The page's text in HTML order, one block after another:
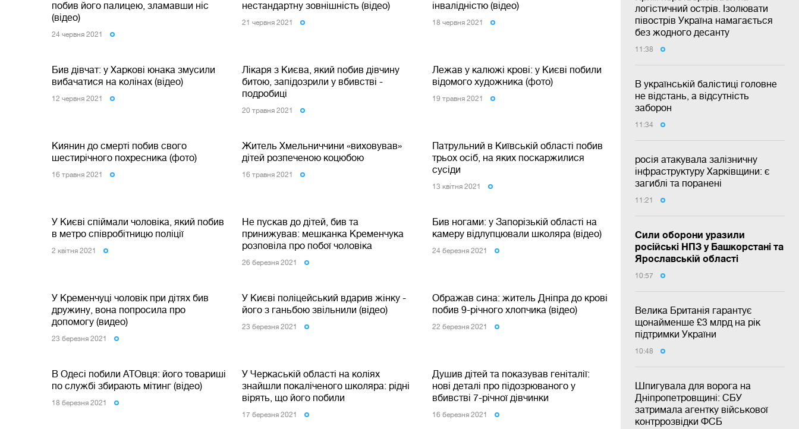
логістичний острів. Ізолювати
півострів Україна намагається
без жодного десанту
11:38
В українській балістиці головне
не відстань, а відсутність
заборон
11:34
росія атакувала залізничну
інфраструктуру Харківщини: є
загиблі та поранені
11:21
Сили оборони уразили
російські НПЗ у Башкорстані та
Ярославській області
10:57
Велика Британія гарантує
щонайменше £3 млрд на рік
підтримки України
10:48
Шпигувала для ворога на
Дніпропетровщині: СБУ
затримала агентку військової
контррозвідки ФСБ
побив його палицею, зламавши ніс
(відео)
24 червня 2021
нестандартну зовнішність (відео)
21 червня 2021
інвалідністю (відео)
18 червня 2021
Бив дівчат: у Харкові юнака змусили
вибачатися на колінах (відео)
12 червня 2021
Лікаря з Києва, який побив дівчину
битою, запідозрили у вбивстві -
подробиці
20 травня 2021
Лежав у калюжі крові: у Києві побили
відомого художника (фото)
19 травня 2021
Киянин до смерті побив свого
шестирічного похресника (фото)
16 травня 2021
Житель Хмельниччини «виховував»
дітей розпеченою коцюбою
16 травня 2021
Патрульний в Київській області побив
трьох осіб, на яких поскаржилися
сусіди
13 квiтня 2021
У Києві спіймали чоловіка, який побив
в метро співробітницю поліції
2 квiтня 2021
Не пускав до дітей, бив та
принижував: мешканка Кременчука
розповіла про побої чоловіка
26 березня 2021
Бив ногами: у Запорізькій області на
камеру відлупцювали школяра (відео)
24 березня 2021
У Кременчуці чоловік при дітях бив
дружину, вона попросила про
допомогу (видео)
23 березня 2021
У Києві поліцейський вдарив жінку -
його з ганьбою звільнили (відео)
23 березня 2021
Ображав сина: житель Дніпра до крові
побив 9-річного хлопчика (відео)
22 березня 2021
В Одесі побили АТОвця: його товариші
по службі збирають мітинг (відео)
18 березня 2021
У Черкаській області на коліях
знайшли покаліченого школяра: рідні
вірять, що його побили
17 березня 2021
Душив дітей та показував геніталії:
новi деталі про підозрюваного у
вбивстві 7-річної дівчинки
16 березня 2021